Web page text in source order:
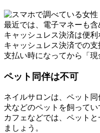
最近では、電子マネーも
キャッシュレス決済は便
キャッシュレス決済での
支払い時になってから「
ペット同伴は不可
ネイルサロンは、ペット同
犬などのペットを飼って
カフェなどでは、ペット
ましょう。